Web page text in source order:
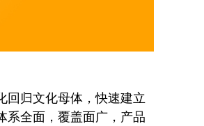
回归文化母体，快速建立
系全面，覆盖面广，产品